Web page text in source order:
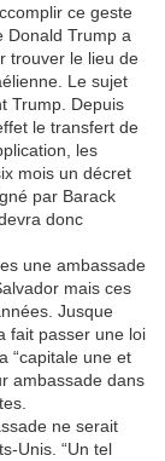
ce geste
Donald Trump a
trouver le lieu de
Le sujet
Trump. Depuis
le transfert de
les
mois un décret
par Barack
donc
une ambassade
mais ces
Jusque
fait passer une loi
“capitale une et
ambassade dans
ne serait
Unis. “Un tel